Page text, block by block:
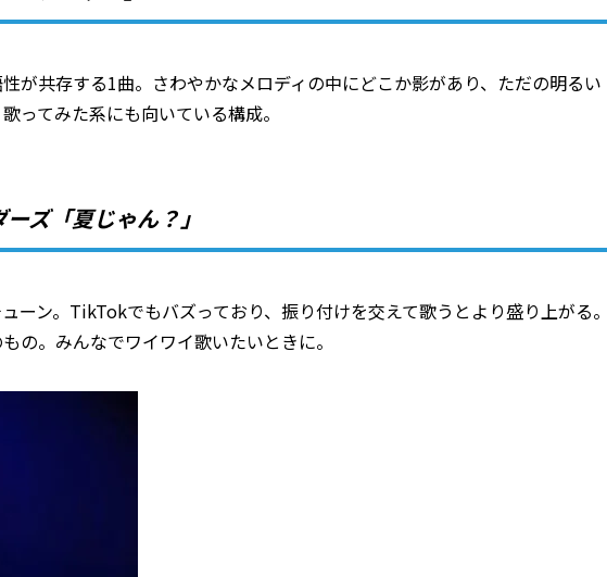
が共存する1曲。さわやかなメロディの中にどこか影があり、ただの明るい
ってみた系にも向いている構成。
ズ「夏じゃん？」
ーン。TikTokでもバズっており、振り付けを交えて歌うとより盛り上がる。
の。みんなでワイワイ歌いたいときに。